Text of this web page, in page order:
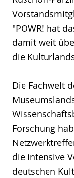
"POWR! hat
damit weit
die
Die Fachwelt
Forschung
die intensive
deutschen